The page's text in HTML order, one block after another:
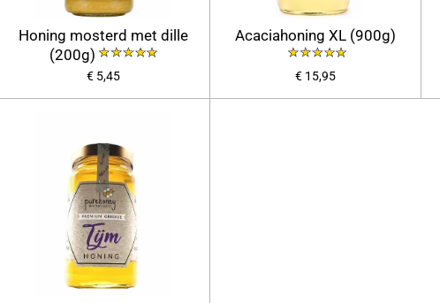
Honing mosterd met dille
(200g)
€ 5,45
Acaciahoning XL (900g)
€ 15,95